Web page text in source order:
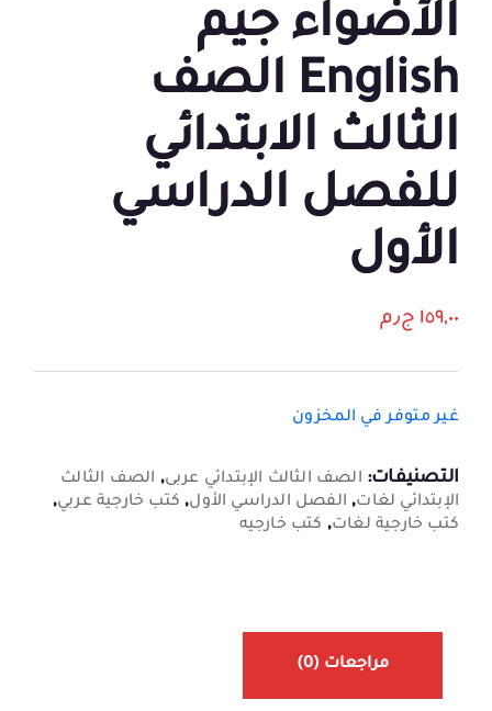
الأضواء جيم
English الصف
الثالث الابتدائي
للفصل الدراسي
الأول
١٥٩,٠٠ ج٫م
غير متوفر في المخزون
التصنيفات: الصف الثالث الإبتدائي عربى, الصف الثالث
الإبتدائي لغات, الفصل الدراسي الأول, كتب خارجية عربي,
كتب خارجية لغات, كتب خارجيه
مراجعات (0)